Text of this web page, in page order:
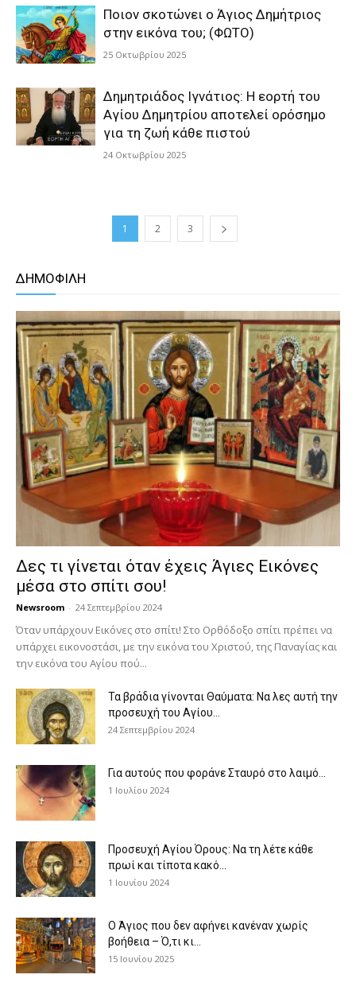
Ποιον σκοτώνει ο Άγιος Δημήτριος
στην εικόνα του; (ΦΩΤΟ)
25 Οκτωβρίου 2025
Δημητριάδος Ιγνάτιος: Η εορτή του
Αγίου Δημητρίου αποτελεί ορόσημο
για τη ζωή κάθε πιστού
24 Οκτωβρίου 2025
1 2 3
ΔΗΜΟΦΙΛΗ
Δες τι γίνεται όταν έχεις Άγιες Εικόνες
μέσα στο σπίτι σου!
Newsroom - 24 Σεπτεμβρίου 2024
Όταν υπάρχουν Εικόνες στο σπίτι! Στο Ορθόδοξο σπίτι πρέπει να
υπάρχει εικονοστάσι, με την εικόνα του Χριστού, της Παν­αγίας και
την εικόνα του Αγίου πού...
Τα βράδια γίνονται Θαύματα: Να λες αυτή την
προσευχή του Αγίου...
24 Σεπτεμβρίου 2024
Για αυτούς που φοράνε Σταυρό στο λαιμό…
1 Ιουλίου 2024
Προσευχή Αγίου Όρους: Να τη λέτε κάθε
πρωί και τίποτα κακό...
1 Ιουνίου 2024
Ο Άγιος που δεν αφήνει κανέναν χωρίς
βοήθεια – Ό,τι κι...
15 Ιουνίου 2025